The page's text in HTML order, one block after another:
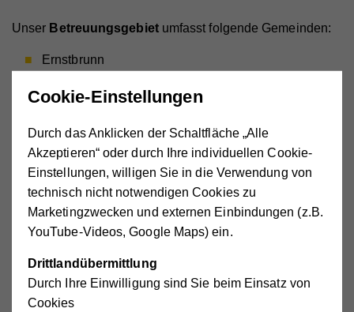
Unser Betreuungsgebietumfasst folgende Gemeinden:
Ernstbrunn
Guntersdorf
Göllersdorf
Hollabrunn
Mailberg
Nappersdorf-Kammersdorf
Niederleis
Die Kosten
Cookie-Einstellungen
Durch das Anklicken der Schaltfläche „Alle
Akzeptieren“ oder durch Ihre individuellen Cookie-
Einstellungen, willigen Sie in die Verwendung von
technisch nicht notwendigen Cookies zu
Marketingzwecken und externen Einbindungen (z.B.
YouTube-Videos, Google Maps) ein.
Drittlandübermittlung
Durch Ihre Einwilligung sind Sie beim Einsatz von
Cookies